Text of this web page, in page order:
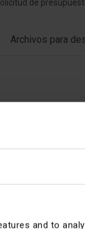
and to
de
Archivos para